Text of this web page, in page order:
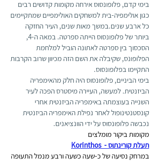
בימי קדם, פלופונסוס אירחה מקומות קדושים רבים
כגון אולימפיה-בית למשחקים האולימפיים שמתקיימים
כל ארבע שנים.במשך מאות שנים, העיר החזקה
ביותר של פלופונסוס הייתה ספרטה. במאה ה-4,
הסכסוך בין ספרטה לאתונה הוביל למלחמת
הפלופונס, שקיבלה את השם הזה מכיוון שרוב הקרבות
התקיימו בפלופונסוס.
בימי הביניים, פלופונסוס היה חלק מהאימפריה
הביזנטית. למעשה, העיירה מיסטרס הפכה לעיר
השנייה בעוצמתה באימפריה הביזנטית אחרי
קונסטנטינופול לאחר נפילת האימפריה הביזנטית
נכבשה פלופונסוס על ידי הוונציאנים.
מקומות ביקור מומלצים
תעלת קורינתוס -  Korinthos
במרחק נסיעה של כ-שעה כשעה ורבע מנמל התעופה